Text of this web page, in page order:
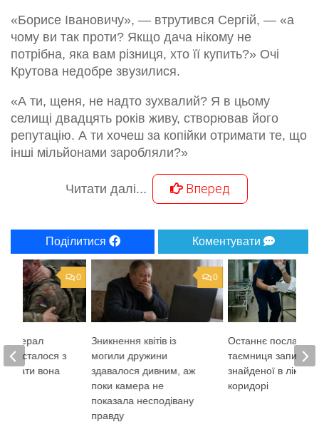
«Борисе Івановичу», — втрутився Сергій, — «а
чому ви так проти? Якщо дача нікому не
потрібна, яка вам різниця, хто її купить?» Очі
Крутова недобре звузилися.
«А ти, щеня, не надто зухвалий? Я в цьому
селищі двадцять років живу, створював його
репутацію. А ти хочеш за копійки отримати те, що
інші мільйонами заробляли?»
Читати далі... Вперед
Поділитися Коментувати
0
Зникнення квітів із
могили дружини
здавалося дивним, аж
поки камера не
показала несподівану
правду
Останнє послання:
таємниця записки,
знайденої в
коридорі
0
генерал
що сталося з
вона